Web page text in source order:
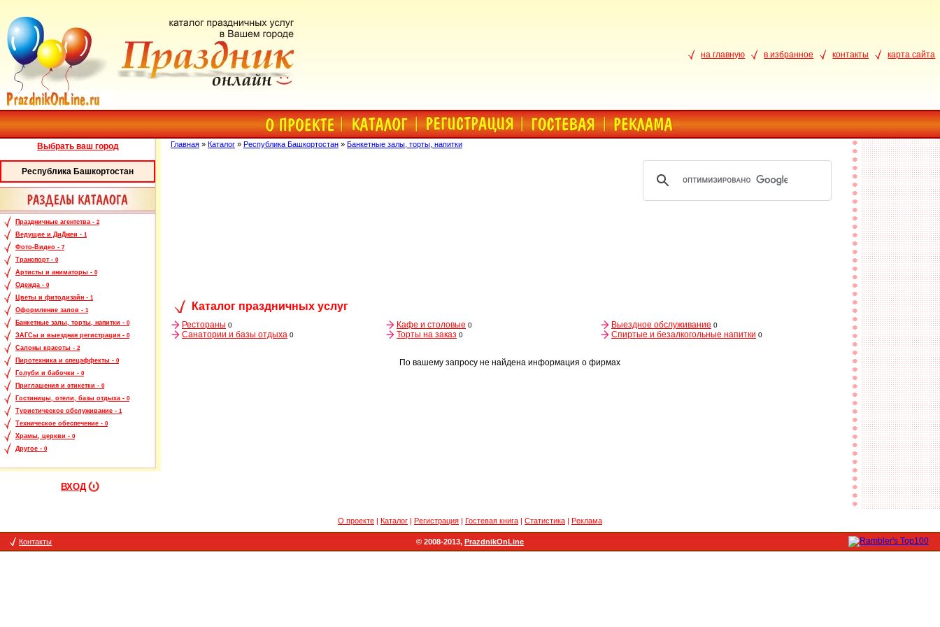
на главную в избранное контакты карта сайта
Выбрать ваш город
Республика Башкортостан
Праздничные агентства - 2
Ведущие и ДиДжеи - 1
Фото-Видео - 7
Транспорт - 0
Артисты и аниматоры - 0
Одежда - 0
Цветы и фитодизайн - 1
Оформление залов - 1
Банкетные залы, торты, напитки - 0
ЗАГСы и выездная регистрация - 0
Салоны красоты - 2
Пиротехника и спецэффекты - 0
Голуби и бабочки - 0
Приглашения и этикетки - 0
Гостиницы, отели, базы отдыха - 0
Туристическое обслуживание - 1
Техническое обеспечение - 0
Храмы, церкви - 0
Другое - 0
ВХОД
Главная » Каталог » Республика Башкортостан » Банкетные залы, торты, напитки
Каталог праздничных услуг
Рестораны 0 Кафе и столовые 0 Выездное обслуживание 0
Санатории и базы отдыха 0 Торты на заказ 0 Спиртые и безалкогольные напитки 0
По вашему запросу не найдена информация о фирмах
О проекте Каталог Регистрация Гостевая книга Статистика Реклама
Контакты © 2008-2013, PrazdnikOnLine